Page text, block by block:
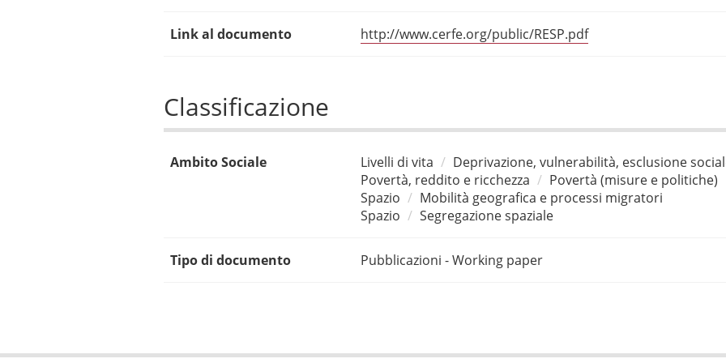
Link al documento http://www.cerfe.org/public/RESP.pdf
Classificazione
Ambito Sociale Livelli di vita
Deprivazione, vulnerabilità, esclusione
Povertà, reddito e ricchezza
Povertà (misure e politiche)
Spazio
Mobilità geografica e processi migratori
Spazio
Segregazione spaziale
Tipo di documento Pubblicazioni - Working paper